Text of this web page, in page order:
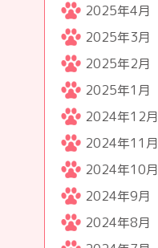
2025年4月
2025年3月
2025年2月
2025年1月
2024年12月
2024年11月
2024年10月
2024年9月
2024年8月